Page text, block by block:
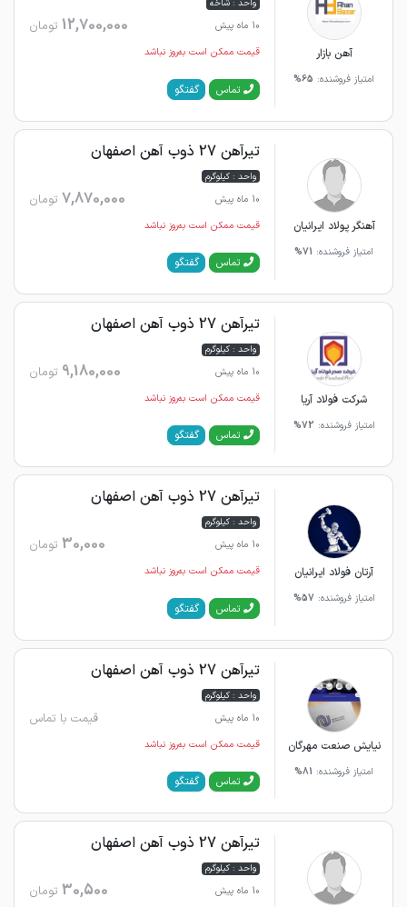
آهن بازار
امتیاز فروشنده: 65%
واحد : شاخه
10 ماه پیش
12,700,000 تومان
قیمت ممکن است به‌روز نباشد
تماس گفتگو
آهنگر پولاد ایرانیان
امتیاز فروشنده: 71%
تیرآهن 27 ذوب آهن اصفهان
واحد : کیلوگرم
10 ماه پیش
7,870,000 تومان
قیمت ممکن است به‌روز نباشد
تماس گفتگو
شرکت فولاد آریا
امتیاز فروشنده: 72%
تیرآهن 27 ذوب آهن اصفهان
واحد : کیلوگرم
10 ماه پیش
9,180,000 تومان
قیمت ممکن است به‌روز نباشد
تماس گفتگو
آرتان فولاد ایرانیان
امتیاز فروشنده: 57%
تیرآهن 27 ذوب آهن اصفهان
واحد : کیلوگرم
10 ماه پیش
30,000 تومان
قیمت ممکن است به‌روز نباشد
تماس گفتگو
نیایش صنعت مهرگان
امتیاز فروشنده: 81%
تیرآهن 27 ذوب آهن اصفهان
واحد : کیلوگرم
10 ماه پیش
قیمت با تماس
قیمت ممکن است به‌روز نباشد
تماس گفتگو
تیرآهن 27 ذوب آهن اصفهان
واحد : کیلوگرم
10 ماه پیش
30,500 تومان